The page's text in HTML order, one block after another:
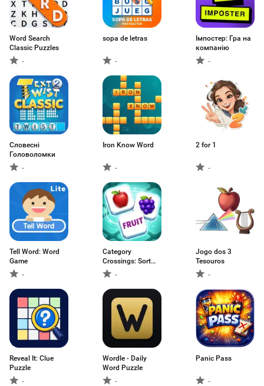
Word Search
Classic Puzzles
-
sopa de letras
-
Імпостер: Гра на
компанію
-
Словесні
Головоломки
-
Iron Know Word
-
2 for 1
-
Tell Word: Word
Game
-
Category
Crossings: Sort
words
-
Jogo dos 3
Tesouros
-
Reveal It: Clue
Puzzle
-
Wordle - Daily
Word Puzzle
-
Panic Pass
-